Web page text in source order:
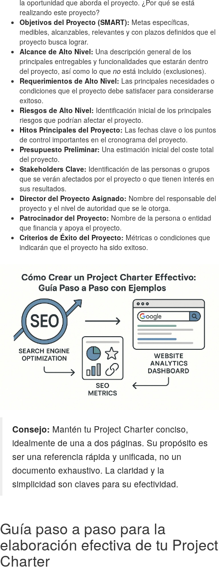
la oportunidad que aborda el proyecto. ¿Por qué se está
realizando este proyecto?
Objetivos del Proyecto (SMART): Metas específicas,
medibles, alcanzables, relevantes y con plazos definidos que el
proyecto busca lograr.
Alcance de Alto Nivel: Una descripción general de los
principales entregables y funcionalidades que estarán dentro
del proyecto, así como lo que no está incluido (exclusiones).
Requerimientos de Alto Nivel: Las principales necesidades o
condiciones que el proyecto debe satisfacer para considerarse
exitoso.
Riesgos de Alto Nivel: Identificación inicial de los principales
riesgos que podrían afectar el proyecto.
Hitos Principales del Proyecto: Las fechas clave o los puntos
de control importantes en el cronograma del proyecto.
Presupuesto Preliminar: Una estimación inicial del coste total
del proyecto.
Stakeholders Clave: Identificación de las personas o grupos
que se verán afectados por el proyecto o que tienen interés en
sus resultados.
Director del Proyecto Asignado: Nombre del responsable del
proyecto y el nivel de autoridad que se le otorga.
Patrocinador del Proyecto: Nombre de la persona o entidad
que financia y apoya el proyecto.
Criterios de Éxito del Proyecto: Métricas o condiciones que
indicarán que el proyecto ha sido exitoso.
Consejo: Mantén tu Project Charter conciso,
idealmente de una a dos páginas. Su propósito es
ser una referencia rápida y unificada, no un
documento exhaustivo. La claridad y la
simplicidad son claves para su efectividad.
Guía paso a paso para la
elaboración efectiva de tu Project
Charter